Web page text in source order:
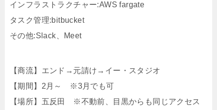
インフラストラクチャー:AWS fargate
タスク管理:bitbucket
その他:Slack、Meet
【商流】エンド→元請け→イー・スタジオ
【期間】2月～ ※3月でも可
【場所】五反田 ※不動前、目黒からも同じアクセス